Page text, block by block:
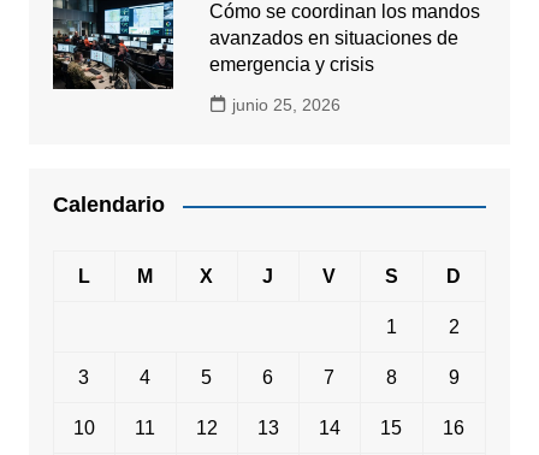
Cómo se coordinan los mandos
avanzados en situaciones de
emergencia y crisis
junio 25, 2026
Calendario
L M X J V S D
1 2
3 4 5 6 7 8 9
10 11 12 13 14 15 16